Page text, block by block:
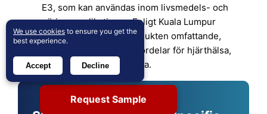
E3, som kan användas inom livsmedels- och
näringsapplikationer. Enligt Kuala Lumpur
Kepong Berhad har produkten omfattande,
kliniskt bevisade hälsofördelar för hjärthälsa,
leverhälsa och hjärnhälsa.
Request Sample
We use cookies to ensure you get the
best experience.
Accept Decline